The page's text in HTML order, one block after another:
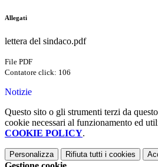
Allegati
lettera del sindaco.pdf
File PDF
Contatore click: 106
Notizie
Questo sito o gli strumenti terzi da
cookie necessari al funzionamento ed
COOKIE POLICY.
Personalizza Rifiuta tutti i cookies